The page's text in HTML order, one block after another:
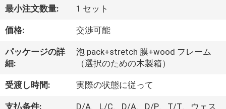
私
た
ち
に
関
最小注文数量: 1 セット
価格: 交渉可能
パッケージの詳
細:
泡 pack+stretch 膜+wood フレーム
（選択のための木製箱）
受渡し時間: 実際の状態に従って
支払条件:
D/A、L/C、D/A、D/P、T/T、ウェス